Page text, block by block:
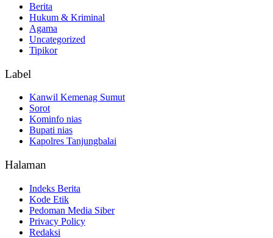
Berita
Hukum & Kriminal
Agama
Uncategorized
Tipikor
Label
Kanwil Kemenag Sumut
Sorot
Kominfo nias
Bupati nias
Kapolres Tanjungbalai
Halaman
Indeks Berita
Kode Etik
Pedoman Media Siber
Privacy Policy
Redaksi